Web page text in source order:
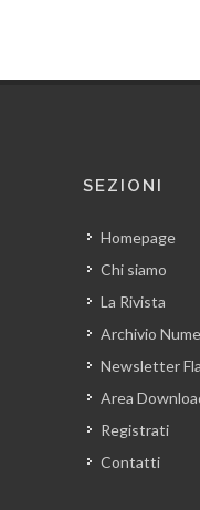
SEZIONI
Homepage
Chi siamo
La Rivista
Archivio
Newsletter
Area
Registrati
Contatti